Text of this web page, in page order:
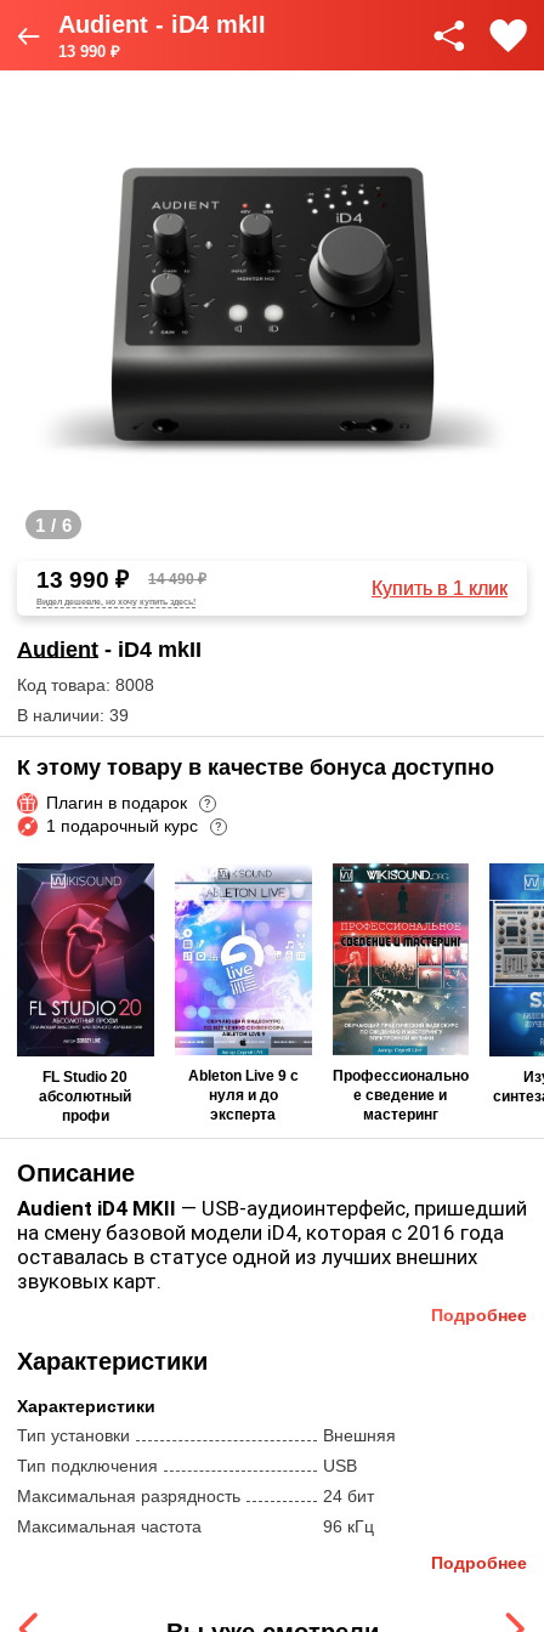
Audient - iD4 mkII
13 990 ₽
1 / 6
13 990 ₽ 14 490 ₽
Видел дешевле, но хочу купить здесь!
Купить в 1 клик
Audient - iD4 mkII
Код товара: 8008
В наличии: 39
К этому товару в качестве бонуса доступно
Плагин в подарок ?
1 подарочный курс ?
FL Studio 20
абсолютный
профи
Ableton Live 9 с
нуля и до
эксперта
Профессионально
е сведение и
мастеринг
Описание
Audient iD4 MKII — USB-аудиоинтерфейс, пришедший
на смену базовой модели iD4, которая с 2016 года
оставалась в статусе одной из лучших внешних
звуковых карт.
фантомным питанием, дискретным
инструментальным JFET D.I. входом, который
имитирует входной каскад лампового усилителя,
лучшей в классе технологией АЦ/ЦА-
преобразования и управлением мониторингом, как
на консоли.
Коммутационные возможности представлены
комбинированным XLR/TRS-входом, TRS-входом,
парой TRS-выходов, двумя раздельными выходами
для наушников, а также USB-C портом. В комплект с
аудиоинтерфейсом входит пакет программного
обеспечения, включающий Cubase LE, Cubasis LE для
Лучшие в классе АЦ/ЦА-конвертеры;
Подробнее
Характеристики
Характеристики
Тип установки
Внешняя
Тип подключения
USB
Максимальная разрядность
24 бит
Максимальная частота
96 кГц
Входы (микрофонные)
Подробнее